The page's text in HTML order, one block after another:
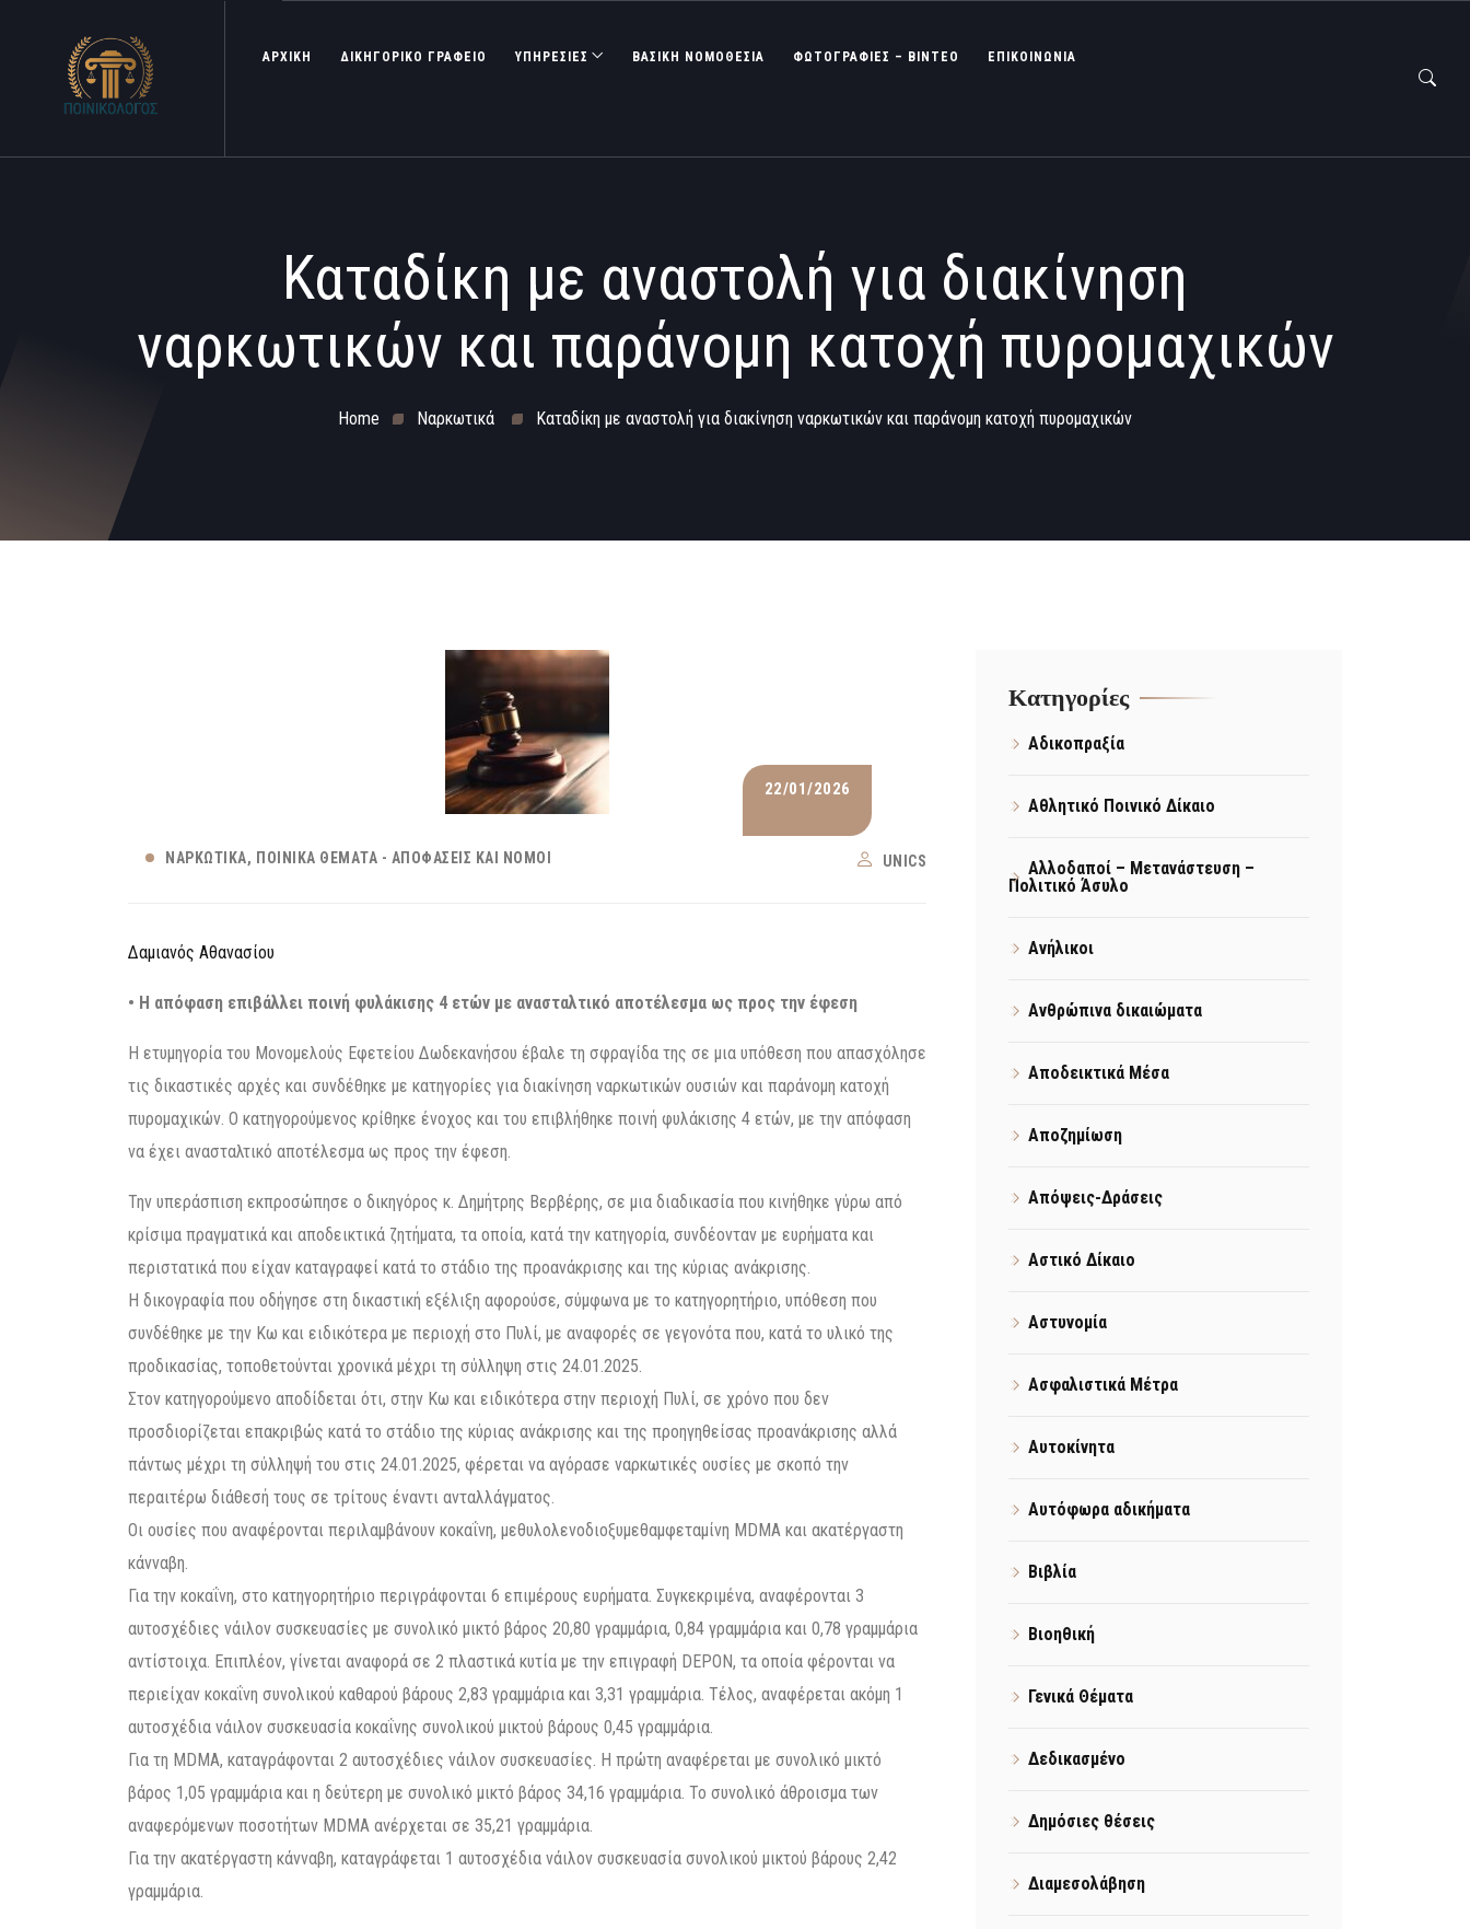
ΑΡΧΙΚΗ ΔΙΚΗΓΟΡΙΚΟ ΓΡΑΦΕΙΟ ΥΠΗΡΕΣΙΕΣ ΒΑΣΙΚΉ ΝΟΜΟΘΕΣΊΑ ΦΩΤΟΓΡΑΦΊΕΣ – ΒΊΝΤΕΟ ΕΠΙΚΟΙΝΩΝΙΑ
Καταδίκη με αναστολή για διακίνηση
ναρκωτικών και παράνομη κατοχή πυρομαχικών
Home Ναρκωτικά Καταδίκη με αναστολή για διακίνηση ναρκωτικών και παράνομη κατοχή πυρομαχικών
22/01/2026
ΝΑΡΚΩΤΙΚΆ ΠΟΙΝΙΚΆ ΘΈΜΑΤΑ - ΑΠΟΦΆΣΕΙΣ ΚΑΙ ΝΌΜΟΙ UNICS
Δαμιανός Αθανασίου
• Η απόφαση επιβάλλει ποινή φυλάκισης 4 ετών με ανασταλτικό αποτέλεσμα ως προς την έφεση
Η ετυμηγορία του Μονομελούς Εφετείου Δωδεκανήσου έβαλε τη σφραγίδα της σε μια υπόθεση που απασχόλησε
τις δικαστικές αρχές και συνδέθηκε με κατηγορίες για διακίνηση ναρκωτικών ουσιών και παράνομη κατοχή
πυρομαχικών. Ο κατηγορούμενος κρίθηκε ένοχος και του επιβλήθηκε ποινή φυλάκισης 4 ετών, με την απόφαση
να έχει ανασταλτικό αποτέλεσμα ως προς την έφεση.
Την υπεράσπιση εκπροσώπησε ο δικηγόρος κ. Δημήτρης Βερβέρης, σε μια διαδικασία που κινήθηκε γύρω από
κρίσιμα πραγματικά και αποδεικτικά ζητήματα, τα οποία, κατά την κατηγορία, συνδέονταν με ευρήματα και
περιστατικά που είχαν καταγραφεί κατά το στάδιο της προανάκρισης και της κύριας ανάκρισης.
Η δικογραφία που οδήγησε στη δικαστική εξέλιξη αφορούσε, σύμφωνα με το κατηγορητήριο, υπόθεση που
συνδέθηκε με την Κω και ειδικότερα με περιοχή στο Πυλί, με αναφορές σε γεγονότα που, κατά το υλικό της
προδικασίας, τοποθετούνται χρονικά μέχρι τη σύλληψη στις 24.01.2025.
Στον κατηγορούμενο αποδίδεται ότι, στην Κω και ειδικότερα στην περιοχή Πυλί, σε χρόνο που δεν
προσδιορίζεται επακριβώς κατά το στάδιο της κύριας ανάκρισης και της προηγηθείσας προανάκρισης αλλά
πάντως μέχρι τη σύλληψή του στις 24.01.2025, φέρεται να αγόρασε ναρκωτικές ουσίες με σκοπό την
περαιτέρω διάθεσή τους σε τρίτους έναντι ανταλλάγματος.
Οι ουσίες που αναφέρονται περιλαμβάνουν κοκαΐνη, μεθυλολενοδιοξυμεθαμφεταμίνη MDMA και ακατέργαστη
κάνναβη.
Για την κοκαΐνη, στο κατηγορητήριο περιγράφονται 6 επιμέρους ευρήματα. Συγκεκριμένα, αναφέρονται 3
αυτοσχέδιες νάιλον συσκευασίες με συνολικό μικτό βάρος 20,80 γραμμάρια, 0,84 γραμμάρια και 0,78 γραμμάρια
αντίστοιχα. Επιπλέον, γίνεται αναφορά σε 2 πλαστικά κυτία με την επιγραφή DEPON, τα οποία φέρονται να
περιείχαν κοκαΐνη συνολικού καθαρού βάρους 2,83 γραμμάρια και 3,31 γραμμάρια. Τέλος, αναφέρεται ακόμη 1
αυτοσχέδια νάιλον συσκευασία κοκαΐνης συνολικού μικτού βάρους 0,45 γραμμάρια.
Για τη MDMA, καταγράφονται 2 αυτοσχέδιες νάιλον συσκευασίες. Η πρώτη αναφέρεται με συνολικό μικτό
βάρος 1,05 γραμμάρια και η δεύτερη με συνολικό μικτό βάρος 34,16 γραμμάρια. Το συνολικό άθροισμα των
αναφερόμενων ποσοτήτων MDMA ανέρχεται σε 35,21 γραμμάρια.
Για την ακατέργαστη κάνναβη, καταγράφεται 1 αυτοσχέδια νάιλον συσκευασία συνολικού μικτού βάρους 2,42
γραμμάρια.
Kατηγορίες
Αδικοπραξία
Αθλητικό Ποινικό Δίκαιο
Αλλοδαποί – Μετανάστευση –
Πολιτικό Άσυλο
Ανήλικοι
Ανθρώπινα δικαιώματα
Αποδεικτικά Μέσα
Αποζημίωση
Απόψεις-Δράσεις
Αστικό Δίκαιο
Αστυνομία
Ασφαλιστικά Μέτρα
Αυτοκίνητα
Αυτόφωρα αδικήματα
Βιβλία
Βιοηθική
Γενικά Θέματα
Δεδικασμένο
Δημόσιες θέσεις
Διαμεσολάβηση